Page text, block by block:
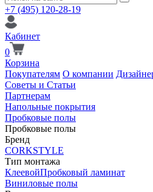
+7 (495) 120-28-19
Кабинет
0
Корзина
Покупателям О компании
Советы и Статьи
Партнерам
Напольные покрытия
Пробковые полы
Пробковые полы
Бренд
CORKSTYLE
Тип монтажа
КлеевойПробковый ламинат
Виниловые полы